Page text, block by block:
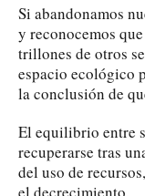
Si abandonamos
y reconocemos
trillones de otros
espacio ecológico
la conclusión de
El equilibrio entre
recuperarse tras
del uso de